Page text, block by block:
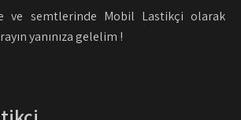
ve semtlerinde Mobil Lastikçi olarak
yanınıza gelelim !